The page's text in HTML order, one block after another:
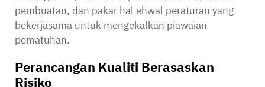
pembuatan, dan pakar hal ehwal peraturan yang
bekerjasama untuk mengekalkan piawaian
pematuhan.
Perancangan Kualiti Berasaskan
Risiko